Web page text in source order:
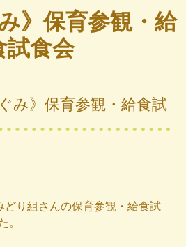
》保育参観・給
試食会
み》保育参観・給食試
どり組さんの保育参観・給食試
。